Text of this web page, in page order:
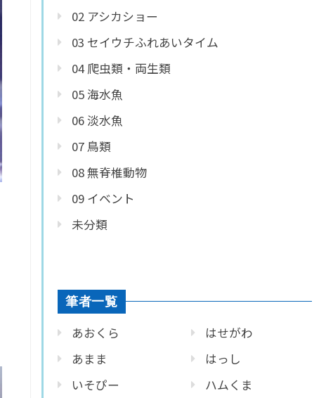
02 アシカショー
03 セイウチふれあいタイム
04 爬虫類・両生類
05 海水魚
06 淡水魚
07 鳥類
08 無脊椎動物
09 イベント
未分類
筆者一覧
あおくら
あまま
いそぴー
はせがわ
はっし
ハムくま